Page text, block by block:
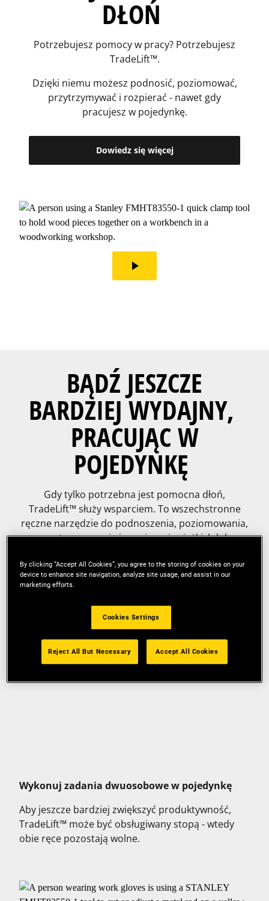
DŁOŃ
Potrzebujesz pomocy w pracy? Potrzebujesz
TradeLift™.
Dzięki niemu możesz podnosić, poziomować,
przytrzymywać i rozpierać - nawet gdy
pracujesz w pojedynkę.
Dowiedz się więcej
play_arrow
BĄDŹ JESZCZE
BARDZIEJ WYDAJNY,
PRACUJĄC W
POJEDYNKĘ
Gdy tylko potrzebna jest pomocna dłoń,
TradeLift™ służy wsparciem. To wszechstronne
ręczne narzędzie do podnoszenia, poziomowania,
przytrzymywania i rozpierania ciężkich lub
kolejnym zadaniu.
Wykonuj zadania dwuosobowe w pojedynkę
Aby jeszcze bardziej zwiększyć produktywność,
TradeLift™ może być obsługiwany stopą - wtedy
obie ręce pozostają wolne.
By clicking “Accept All Cookies”, you agree to the storing of cookies on your
device to enhance site navigation, analyze site usage, and assist in our
marketing efforts.
Cookies Settings
Reject All But Necessary Accept All Cookies